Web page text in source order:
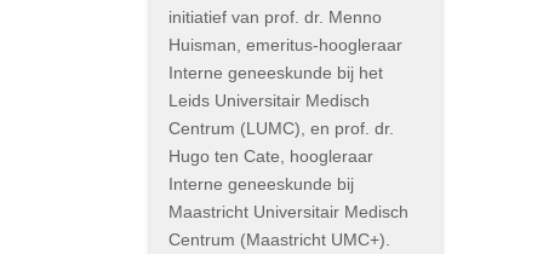
initiatief van prof. dr. Menno
Huisman, emeritus-hoogleraar
Interne geneeskunde bij het
Leids Universitair Medisch
Centrum (LUMC), en prof. dr.
Hugo ten Cate, hoogleraar
Interne geneeskunde bij
Maastricht Universitair Medisch
Centrum (Maastricht UMC+).